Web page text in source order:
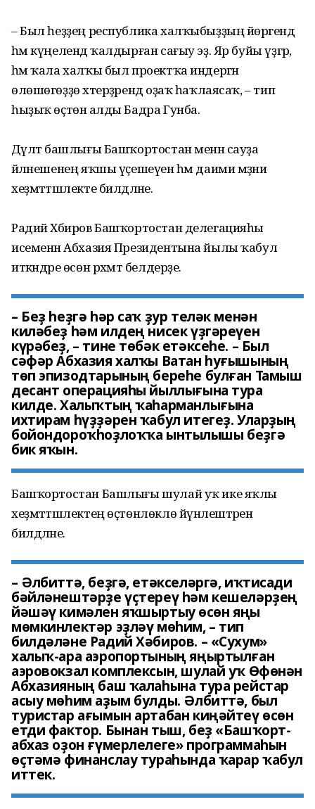
– Был һеҙҙең республика халҡыбыҙҙың йөрәгендә
һәм күңелендә ҡалдырған сағыу эҙ. Яр буйы үҙгәрә,
һәм ҡала халҡы был проектҡа индергән
өлөшөгөҙҙө хәтерҙәрендә оҙаҡ һаҡлаясаҡ, – тип
һыҙыҡ өҫтөнә алды Бадра Гунба.
Дәүләт башлығы Башҡортостан менән сауҙа
әйләнешенең яҡшы үҫешеүен һәм даими мәҙәни
хеҙмәттәшлекте билдәләне.
Радий Хәбиров Башҡортостан делегацияһы
исеменән Абхазия Президентына йылы ҡабул
иткәндәре өсөн рәхмәт белдерҙе.
– Беҙ һеҙгә һәр саҡ ҙур теләк менән
киләбеҙ һәм илдең нисек үҙгәреүен
күрәбеҙ, – тине төбәк етәксеһе. – Был
сәфәр Абхазия халҡы Ватан һуғышының
төп эпизодтарының береһе булған Тамыш
десант операцияһы йыллығына тура
килде. Халыҡтың ҡаһарманлығына
ихтирам һүҙҙәрен ҡабул итегеҙ. Уларҙың
бойондороҡһоҙлоҡҡа ынтылышы беҙгә
бик яҡын.
Башҡортостан Башлығы шулай уҡ ике яҡлы
хеҙмәттәшлектең өҫтөнлөклө йүнәлештәрен
билдәләне.
– Әлбиттә, беҙгә, етәкселәргә, иҡтисади
бәйләнештәрҙе үҫтереү һәм кешеләрҙең
йәшәү кимәлен яҡшыртыу өсөн яңы
мөмкинлектәр эҙләү мөһим, – тип
билдәләне Радий Хәбиров. – «Сухум»
халыҡ-ара аэропортының яңыртылған
аэровокзал комплексын, шулай уҡ Өфөнән
Абхазияның баш ҡалаһына тура рейстар
асыу мөһим аҙым булды. Әлбиттә, был
туристар ағымын артабан киңәйтеү өсөн
етди фактор. Бынан тыш, беҙ «Башҡорт-
абхаз оҙон ғүмерлелеге» программаһын
өҫтәмә финанслау тураһында ҡарар ҡабул
иттек.